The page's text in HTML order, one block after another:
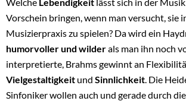
Welche Lebendigkeit lässt sich in der
Vorschein bringen, wenn man versucht, sie
Musizierpraxis zu spielen? Da wird ein
humorvoller und wilderals man ihn noch
interpretierte, Brahms gewinnt an
Vielgestaltigkeit und Sinnlichkeit. Die
Sinfoniker wollen auch und gerade durch